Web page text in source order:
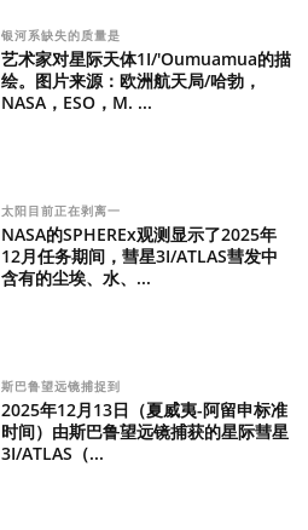
银河系缺失的质量是
艺术家对星际天体1I/'Oumuamua的描
绘。图片来源：欧洲航天局/哈勃，
NASA，ESO，M. ...
太阳目前正在剥离一
NASA的SPHEREx观测显示了2025年
12月任务期间，彗星3I/ATLAS彗发中
含有的尘埃、水、...
斯巴鲁望远镜捕捉到
2025年12月13日（夏威夷-阿留申标准
时间）由斯巴鲁望远镜捕获的星际彗星
3I/ATLAS（...